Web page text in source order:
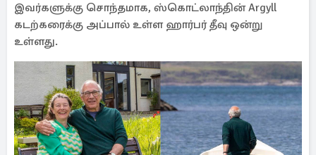
இவர்களுக்கு சொந்தமாக, ஸ்கொட்லாந்தின் Argyll
கடற்கரைக்கு அப்பால் உள்ள ஹார்பர் தீவு ஒன்று
உள்ளது.